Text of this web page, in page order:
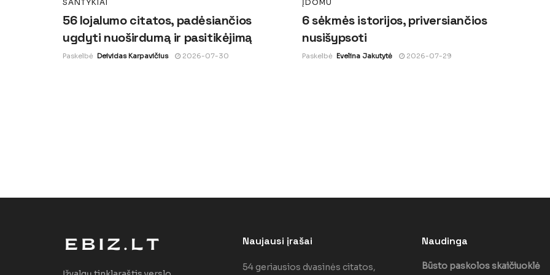
SANTYKIAI
56 lojalumo citatos, padėsiančios
ugdyti nuoširdumą ir pasitikėjimą
Paskelbė Deividas Karpavičius 2026-07-30
ĮDOMU
6 sėkmės istorijos, priversiančios
nusišypsoti
Paskelbė Evelina Jakutytė 2026-07-29
Naujausi įrašai
54 geriausios dvasinės citatos,
Naudinga
Būsto paskolos skaičiuoklė